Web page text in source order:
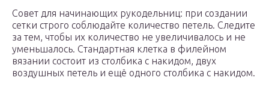
Совет для начинающих рукодельниц: при создании
сетки строго соблюдайте количество петель. Следите
за тем, чтобы их количество не увеличивалось и не
уменьшалось. Стандартная клетка в филейном
вязании состоит из столбика с накидом, двух
воздушных петель и ещё одного столбика с накидом.